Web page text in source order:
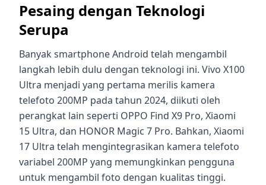
Pesaing dengan Teknologi
Serupa
Banyak smartphone Android telah mengambil
langkah lebih dulu dengan teknologi ini. Vivo X100
Ultra menjadi yang pertama merilis kamera
telefoto 200MP pada tahun 2024, diikuti oleh
perangkat lain seperti OPPO Find X9 Pro, Xiaomi
15 Ultra, dan HONOR Magic 7 Pro. Bahkan, Xiaomi
17 Ultra telah mengintegrasikan kamera telefoto
variabel 200MP yang memungkinkan pengguna
untuk mengambil foto dengan kualitas tinggi.